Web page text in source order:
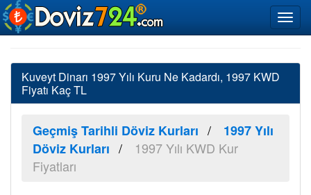
Kuveyt Dinarı 1997 Yılı Kuru Ne Kadardı, 1997 KWD
Fiyatı Kaç TL
Geçmiş Tarihli Döviz Kurları
1997 Yılı
Döviz Kurları
1997 Yılı KWD Kur
Fiyatları